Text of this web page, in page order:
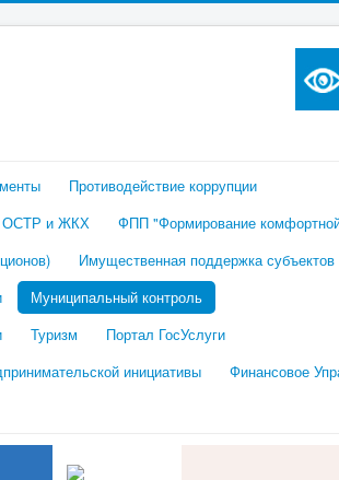
Противодействие коррупции
ОСТР и ЖКХ
ФПП "Формирование
Имущественная поддержка
Муниципальный контроль
Туризм
Портал ГосУслуги
инициативы
Финансовое